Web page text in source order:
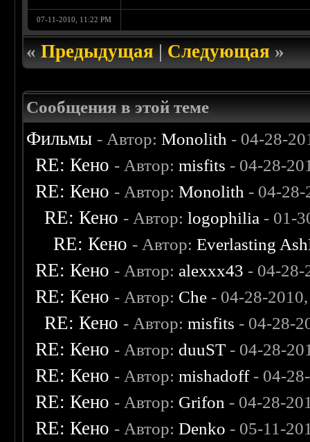
07-11-2010, 11:22 PM
«Предыдущая|Следующая»
Сообщения в этой теме
Фильмы - Автор:Monolith - 04-28-
RE: Кено - Автор:misfits - 04-28-
RE: Кено - Автор:Monolith - 04-
RE: Кено - Автор:logophilia - 01-
RE: Кено - Автор:Everlasting
RE: Кено - Автор: alexxx43 - 04-28-
RE: Кено - Автор: Che - 04-28-
RE: Кено - Автор:misfits - 04-28-
RE: Кено - Автор: duuST - 04-28-
RE: Кено - Автор:mishadoff- 04-
RE: Кено - Автор: Grifon - 04-28-
RE: Кено - Автор:Denko - 05-11-